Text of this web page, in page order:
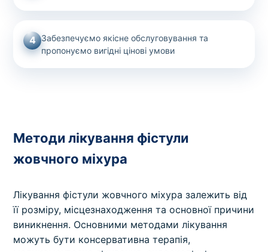
4 Забезпечуємо якісне обслуговування та
пропонуємо вигідні цінові умови
Методи лікування фістули
жовчного міхура
Лікування фістули жовчного міхура залежить від
її розміру, місцезнаходження та основної причини
виникнення. Основними методами лікування
можуть бути консервативна терапія,